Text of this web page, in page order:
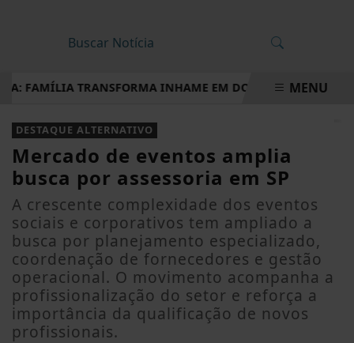
FAMÍLIA TRANSFORMA INHAME EM DOCES, PÃES E OUTRAS
EM ALTA
MENU
DESTAQUE ALTERNATIVO
Mercado de eventos amplia
busca por assessoria em SP
A crescente complexidade dos eventos
sociais e corporativos tem ampliado a
busca por planejamento especializado,
coordenação de fornecedores e gestão
operacional. O movimento acompanha a
profissionalização do setor e reforça a
importância da qualificação de novos
profissionais.